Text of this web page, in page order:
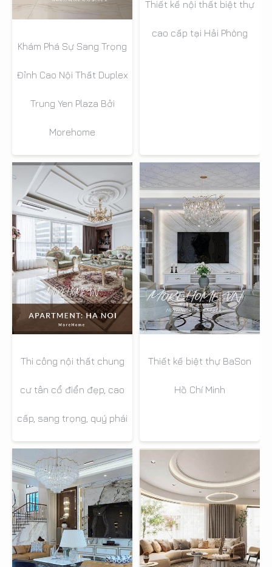
Khám Phá Sự Sang Trọng
Đỉnh Cao Nội Thất Duplex
Trung Yen Plaza Bởi
Morehome
Thiết kế nội thất biệt thự
cao cấp tại Hải Phòng
Thi công nội thất chung
cư tân cổ điển đẹp, cao
cấp, sang trọng, quý phái
Thiết kế biệt thự BaSon
Hồ Chí Minh